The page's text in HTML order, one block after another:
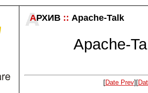
АРХИВ :: Apache-Talk
Apache-
[Date Prev][